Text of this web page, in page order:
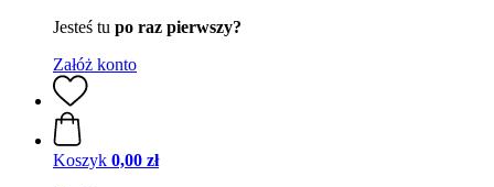
Jesteś tu po raz pierwszy?
Załóż konto
Koszyk 0,00 zł